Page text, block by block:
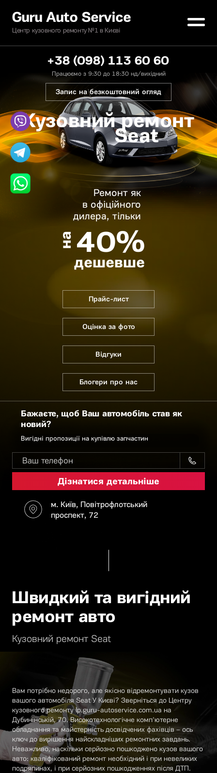
Guru Auto Service
Центр кузовного ремонту №1 в Києві
+38 (098) 113 60 60
Працюємо з 9:30 до 18:30 нд/вихідний
Запис на безкоштовний огляд
Кузовний ремонт
Seat
Ремонт як
в офіційного
дилера, тільки
на 40%
дешевше
Прайс-лист
Оцінка за фото
Відгуки
Блогери про нас
Бажаєте, щоб Ваш автомобіль став як
новий?
Вигідні пропозиції на купівлю запчастин
м. Київ, Повітрофлотський
проспект, 72
Швидкий та вигідний
ремонт авто
Кузовний ремонт Seat
Вам потрібно недорого, але якісно відремонтувати кузов
вашого автомобіля Seat У Києві? Зверніться до Центру
кузовного ремонту lp.guru-autoservice.com.ua на
Дубинінській, 70. Високотехнологічне комп'ютерне
обладнання та майстерність досвідчених фахівців – ось
ключ до вирішення найскладніших ремонтних завдань.
Неважливо, наскільки серйозно пошкоджено кузов вашого
авто: кваліфікований ремонт необхідний і при невеликих
подряпинах, і при серйозних пошкодженнях після ДТП.